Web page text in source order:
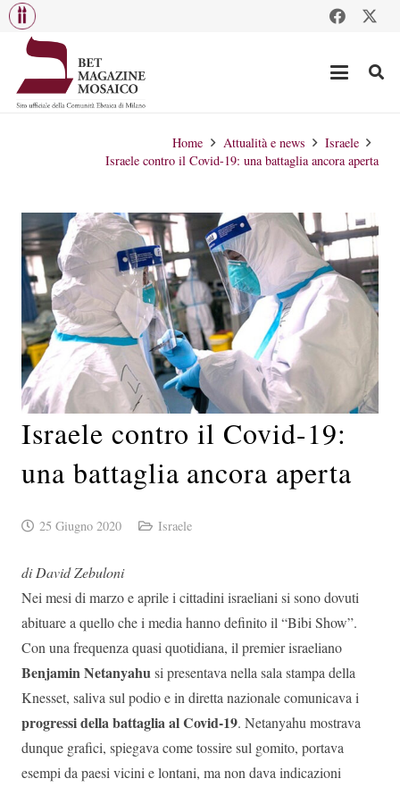
Home Attualità e news
Israele
Israele contro il Covid-19: una battaglia ancora aperta
Israele contro il Covid-19:
una battaglia ancora aperta
25 Giugno 2020 Israele
di David Zebuloni
Nei mesi di marzo e aprile i cittadini israeliani si sono dovuti
abituare a quello che i media hanno definito il “Bibi Show”.
Con una frequenza quasi quotidiana, il premier israeliano
Benjamin Netanyahusi presentava nella sala stampa della
Knesset, saliva sul podio e in diretta nazionale comunicava i
progressi della battaglia al Covid-19. Netanyahu mostrava
dunque grafici, spiegava come tossire sul gomito, portava
esempi da paesi vicini e lontani, ma non dava indicazioni